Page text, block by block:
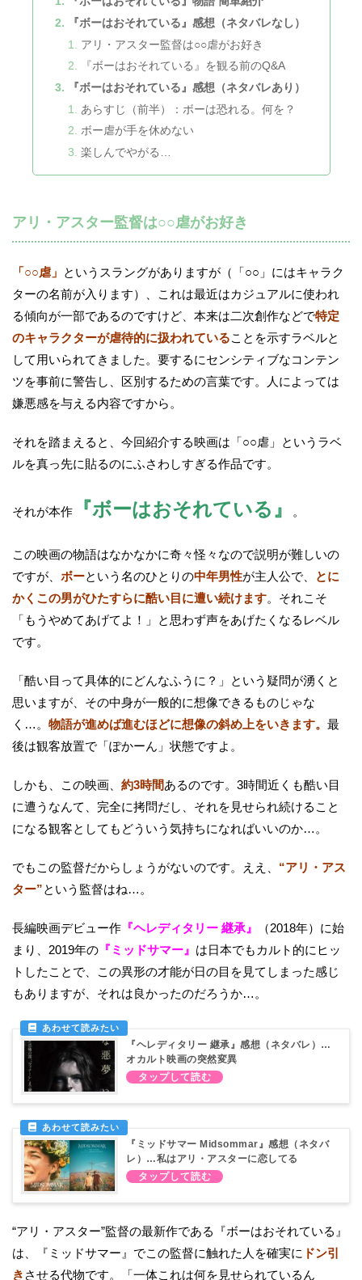
『ボーはおそれている』感想（ネタバレなし）
アリ・アスター監督は○○虐がお好き
『ボーはおそれている』を観る前のQ&A
『ボーはおそれている』感想（ネタバレあり）
あらすじ（前半）：ボーは恐れる。何を？
ボー虐が手を休めない
楽しんでやがる…
アリ・アスター監督は○○虐がお好き
「○○虐」 というスラングがありますが（「○○」にはキャラク
ターの名前が入ります）、これは最近はカジュアルに使われ
る傾向が一部であるのですけど、本来は二次創作などで特定
のキャラクターが虐待的に扱われていることを示すラベルと
して用いられてきました。要するにセンシティブなコンテン
ツを事前に警告し、区別するための言葉です。人によっては
嫌悪感を与える内容ですから。
それを踏まえると、今回紹介する映画は「○○虐」というラベ
ルを真っ先に貼るのにふさわしすぎる作品です。
それが本作 『ボーはおそれている』 。
この映画の物語はなかなかに奇々怪々なので説明が難しいの
ですが、 ボーという名のひとりの中年男性が主人公で、
とに
かくこの男がひたすらに酷い目に遭い続けます。それこそ
「もうやめてあげてよ！」と思わず声をあげたくなるレベル
です。
「酷い目って具体的にどんなふうに？」という疑問が湧くと
思いますが、その中身が一般的に想像できるものじゃな
く…。 物語が進めば進むほどに想像の斜め上をいきます。 最
後は観客放置で「ぽかーん」状態ですよ。
しかも、この映画、 約3時間あるのです。3時間近くも酷い目
に遭うなんて、完全に拷問だし、それを見せられ続けること
になる観客としてもどういう気持ちになればいいのか…。
でもこの監督だからしょうがないのです。ええ、 “アリ・アス
ター”という監督はね…。
長編映画デビュー作 『ヘレディタリー 継承』
（2018年）に始
まり、2019年の 『ミッドサマー』 は日本でもカルト的にヒッ
トしたことで、この異形の才能が日の目を見てしまった感じ
もありますが、それは良かったのだろうか…。
『ヘレディタリー 継承』感想（ネタバレ）…
オカルト映画の突然変異
『ミッドサマー Midsommar』感想（ネタバ
レ）…私はアリ・アスターに恋してる
“アリ・アスター”監督の最新作である『ボーはおそれている』
は、『ミッドサマー』でこの監督に触れた人を確実に ドン引
き させる代物です。「一体これは何を見せられているん